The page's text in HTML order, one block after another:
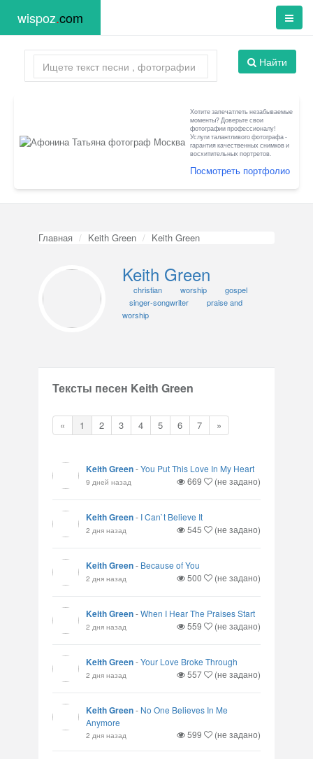
wispoz.com
Найти
Хотите запечатлеть незабываемые
моменты? Доверьте свои
фотографии профессионалу!
Услуги талантливого фотографа -
гарантия качественных снимков и
восхитительных портретов.
Посмотреть портфолио
Главная Keith Green Keith Green
Keith Green
christian worship
gospel
singer-songwriter
praise and
worship
Тексты песен Keith Green
« 1 2 3 4 5 6 7 »
Keith Green-You Put This Love In My Heart
9 дней назад 669 (не задано)
Keith Green- I Can`t Believe It
2 дня назад 545 (не задано)
Keith Green- Because of You
2 дня назад 500 (не задано)
Keith Green-When I Hear The Praises Start
2 дня назад 559 (не задано)
Keith Green-Your Love Broke Through
2 дня назад 557 (не задано)
Keith Green- No One Believes In Me
Anymore
2 дня назад 599 (не задано)